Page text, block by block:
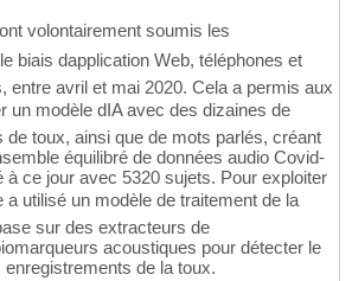
volontairement soumis les
biais dapplication Web, téléphones et
entre avril et mai 2020. Cela a permis aux
modèle dIA avec des dizaines de
de toux, ainsi que de mots parlés, créant
équilibré de données audio Covid-
à ce jour avec 5320 sujets. Pour exploiter
a utilisé un modèle de traitement de la
sur des extracteurs de
acoustiques pour détecter le
de la toux.